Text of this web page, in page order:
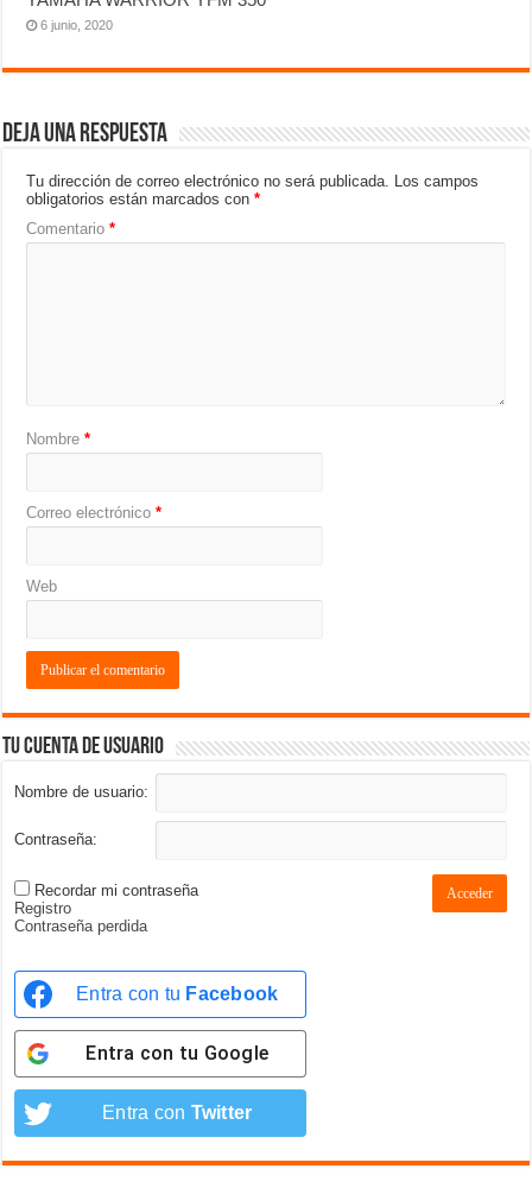
6 junio, 2020
Deja una respuesta
Tu dirección de correo electrónico no será publicada. Los campos
obligatorios están marcados con*
Comentario*
Nombre*
Correo electrónico*
Web
Tu cuenta de usuario
Nombre de usuario:
Contraseña:
Recordar mi contraseña Acceder
Registro
Contraseña perdida
Entra con tu Facebook
Entra con tu Google
Entra con Twitter